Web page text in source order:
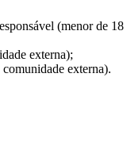
(menor de 18
externa);
externa).